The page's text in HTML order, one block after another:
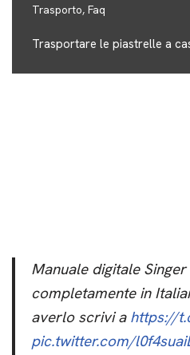
Trasporto, Faq
Trasportare le piastrelle a
Manuale digitale
completamente in
averlo scrivi a https://
pic.twitter.com/